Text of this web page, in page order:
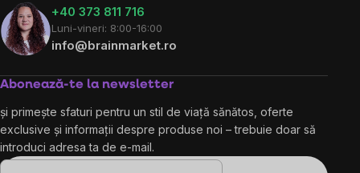
+40 373 811 716
Luni-vineri: 8:00-16:00
info@brainmarket.ro
Abonează-te la newsletter
și primește sfaturi pentru un stil de viață sănătos, oferte
exclusive și informații despre produse noi – trebuie doar să
introduci adresa ta de e-mail.